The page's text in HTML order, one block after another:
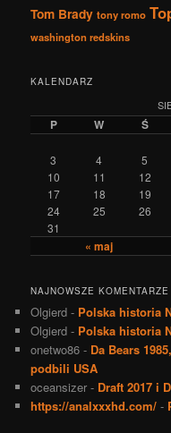
Tom Brady tony romo
washington redskins
KALENDARZ
P W Ś
« maj
3
4 5
10
11 12
17
18 19
24
25 26
31
NAJNOWSZE KOMENTARZE
Olgierd - Polska historia
Olgierd - Polska historia
onetwo86 - Da Bears
podbili USA
oceansizer - Draft 2017 i
https://analxxxhd.com/ -